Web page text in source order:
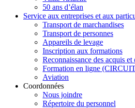
50 ans d’élan
Service aux entreprises et aux
Transport de marchandises
Transport de personnes
Appareils de levage
Inscription aux formations
Reconnaissance des acquis
Formation en ligne
Aviation
Coordonnées
Nous joindre
Répertoire du personnel